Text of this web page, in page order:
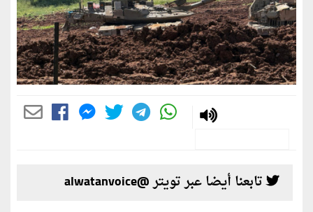
تابعنا أيضا عبر تويتر @alwatanvoice